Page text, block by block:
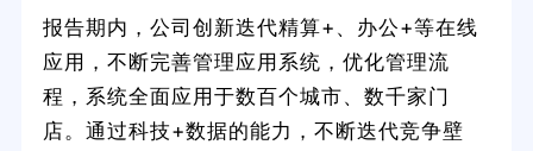
报告期内，公司创新迭代精算+、办公+等在线
应用，不断完善管理应用系统，优化管理流
程，系统全面应用于数百个城市、数千家门
店。通过科技+数据的能力，不断迭代竞争壁